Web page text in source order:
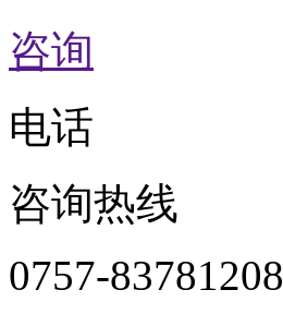
咨询
电话
咨询热线
0757-83781208